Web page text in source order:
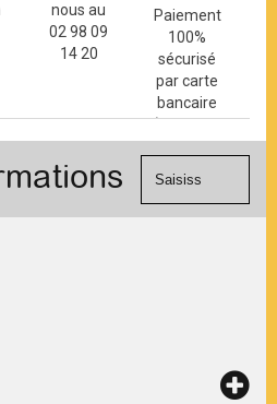
nous au
02 98 09
14 20
Paiement
100%
sécurisé
par carte
bancaire
(Mastercard,
Visa, ...) et